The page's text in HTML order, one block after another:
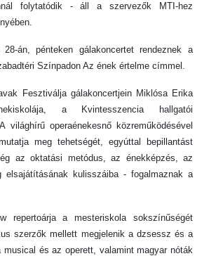
folytatódik - áll a szervezők MTI-hez
án, pénteken gálakoncertet rendeznek a
Színpadon Az ének értelme címmel.
Fesztiválja gálakoncertjein Miklósa Erika
a Kvintesszencia hallgatói
világhírű operaénekesnő közreműködésével
meg tehetségét, egyúttal bepillantást
az oktatási metódus, az énekképzés, az
elsajátításának kulisszáiba - fogalmaznak a
repertoárja a mesteriskola sokszínűségét
szerzők mellett megjelenik a dzsessz és a
musical és az operett, valamint magyar nóták